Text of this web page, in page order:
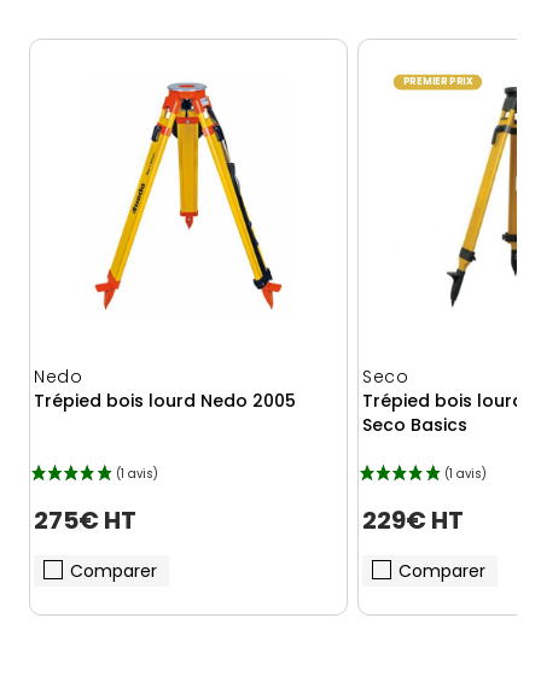
Nedo
Trépied bois lourd Nedo 2005
275€ HT
Comparer
PREMIER PRIX
Seco
Trépied bois lourd
Seco Basics
229€ HT
Comparer